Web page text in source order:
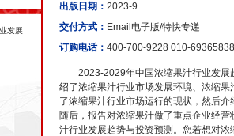
发展
出版日期： 2023-9
交付方式： Email电子版/特快专递
订购电话： 400-700-9228 010-69365838
2023-2029年中国浓缩果汁行业发展
绍了浓缩果汁行业市场发展环境、浓缩
了浓缩果汁行业市场运行的现状，然后介
随后，报告对浓缩果汁做了重点企业经
汁行业发展趋势与投资预测。您若想对